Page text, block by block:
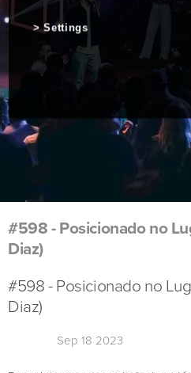
#598 - Posicionado no
Diaz)
#598 - Posicionado no
Diaz)
Sep 18 2023
Settings